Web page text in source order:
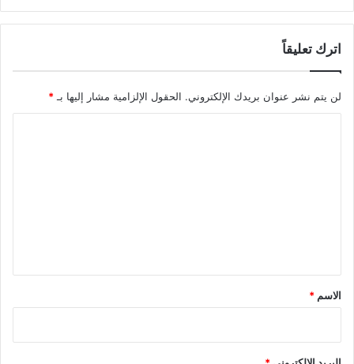
اترك تعليقاً
لن يتم نشر عنوان بريدك الإلكتروني. الحقول الإلزامية مشار إليها بـ *
*
الاسم *